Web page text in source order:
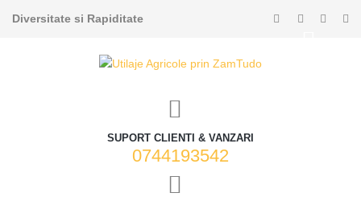
Diversitate si Rapiditate
SUPORT CLIENTI & VANZARI
0744193542